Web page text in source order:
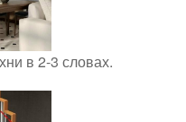
в 2-3 словах.